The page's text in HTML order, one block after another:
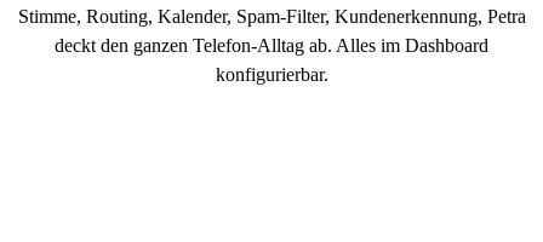
Stimme, Routing, Kalender, Spam-Filter, Kundenerkennung, Petra
deckt den ganzen Telefon-Alltag ab. Alles im Dashboard
konfigurierbar.